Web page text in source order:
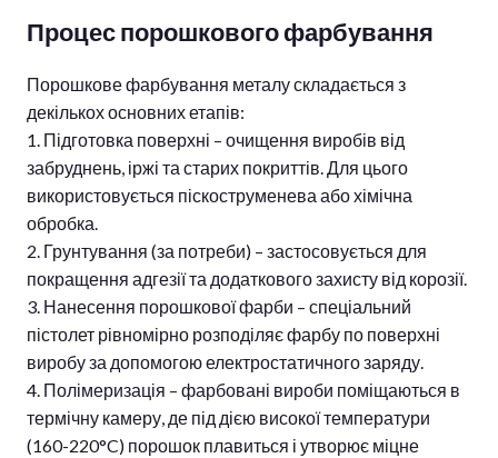
Процес порошкового фарбування
Порошкове фарбування металу складається з
декількох основних етапів:
1. Підготовка поверхні – очищення виробів від
забруднень, іржі та старих покриттів. Для цього
використовується піскоструменева або хімічна
обробка.
2. Грунтування (за потреби) – застосовується для
покращення адгезії та додаткового захисту від корозії.
3. Нанесення порошкової фарби – спеціальний
пістолет рівномірно розподіляє фарбу по поверхні
виробу за допомогою електростатичного заряду.
4. Полімеризація – фарбовані вироби поміщаються в
термічну камеру, де під дією високої температури
(160-220°C) порошок плавиться і утворює міцне